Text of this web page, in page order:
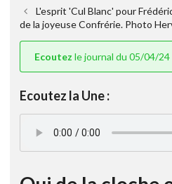
L'esprit 'Cul Blanc' pour
de la joyeuse Confrérie. Photo
Ecoutez le journal du 05/04/24
Ecoutez la Une :